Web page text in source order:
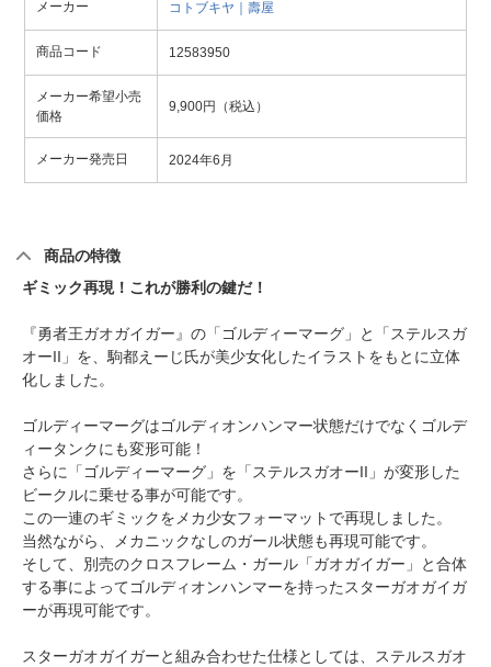
メーカー コトブキヤ｜壽屋
商品コード 12583950
メーカー希望小売
価格
9,900円（税込）
メーカー発売日 2024年6月
商品の特徴
ギミック再現！これが勝利の鍵だ！
『勇者王ガオガイガー』の「ゴルディーマーグ」と「ステルスガ
オーII」を、駒都えーじ氏が美少女化したイラストをもとに立体
化しました。
ゴルディーマーグはゴルディオンハンマー状態だけでなくゴルデ
ィータンクにも変形可能！
さらに「ゴルディーマーグ」を「ステルスガオーII」が変形した
ビークルに乗せる事が可能です。
この一連のギミックをメカ少女フォーマットで再現しました。
当然ながら、メカニックなしのガール状態も再現可能です。
そして、別売のクロスフレーム・ガール「ガオガイガー」と合体
する事によってゴルディオンハンマーを持ったスターガオガイガ
ーが再現可能です。
スターガオガイガーと組み合わせた仕様としては、ステルスガオ